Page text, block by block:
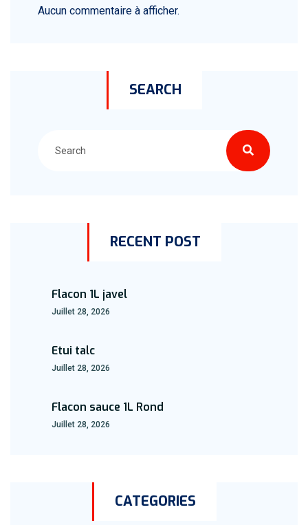
Aucun commentaire à afficher.
SEARCH
RECENT POST
Flacon 1L javel
Juillet 28, 2026
Etui talc
Juillet 28, 2026
Flacon sauce 1L Rond
Juillet 28, 2026
CATEGORIES